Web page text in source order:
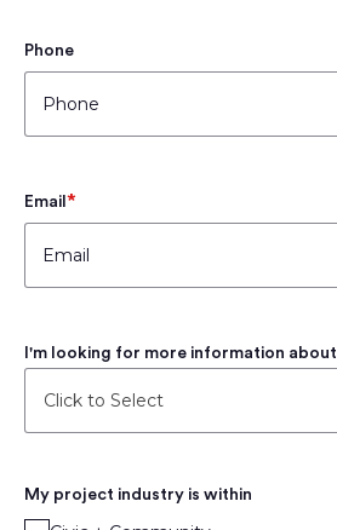
Phone
Email*
I'm looking for more information about
Click to Select
My project industry is within